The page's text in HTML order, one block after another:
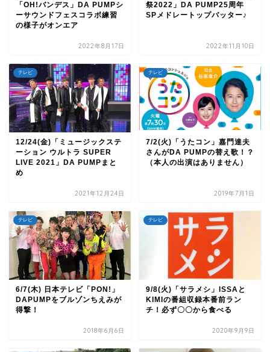
「OH!バンデス」DA PUMPシ
ーサウンドフェスコラボ練習
の様子がオンエア
2022年8月17日
祭2022」DA PUMP25周年
SPメドレートップバッター♪
2022年11月10日
テレビ
12/24(金)「ミュージックステ
ーション ウルトラ SUPER
LIVE 2021」DA PUMPまと
め
2021年12月24日
テレビ
7/2(火)「うたコン」嘉門達夫
さんがDA PUMPの替え歌！？
（本人の出演はありません）
2019年7月1日
テレビ
6/7(木) 日本テレビ「PON!」
DAPUMPをブルゾンちえみが
得撃！
2018年6月6日
テレビ
9/8(火)「サラメシ」ISSAと
KIMIの番組収録本番前ラン
チ！必ず〇〇から食べる
2020年9月9日